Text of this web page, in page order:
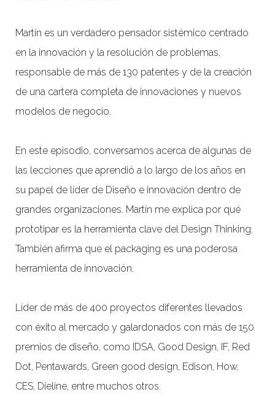
Martín es un verdadero pensador sistémico centrado
en la innovación y la resolución de problemas,
responsable de más de 130 patentes y de la creación
de una cartera completa de innovaciones y nuevos
modelos de negocio.
En este episodio, conversamos acerca de algunas de
las lecciones que aprendió a lo largo de los años en
su papel de líder de Diseño e innovación dentro de
grandes organizaciones. Martín me explica por qué
prototipar es la herramienta clave del Design Thinking.
También afirma que el packaging es una poderosa
herramienta de innovación.
Líder de más de 400 proyectos diferentes llevados
con éxito al mercado y galardonados con más de 150
premios de diseño, como IDSA, Good Design, IF, Red
Dot, Pentawards, Green good design, Edison, How,
CES, Dieline, entre muchos otros.